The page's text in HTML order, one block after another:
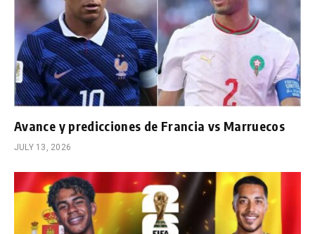
Avance y predicciones de Francia vs Marruecos
JULY 13, 2026